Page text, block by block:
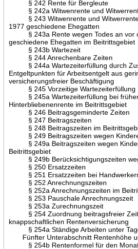
§ 242 Rente für Bergleute
§ 242a Witwenrente und
§ 243 Witwenrente und Witwerrente
1977 geschiedene Ehegatten
§ 243a Rente wegen Todes an vor
geschiedene Ehegatten im Beitrittsgebiet
§ 243b Wartezeit
§ 244 Anrechenbare Zeiten
§ 244a Wartezeiterfüllung durch
Entgeltpunkten für Arbeitsentgelt aus
versicherungsfreier Beschäftigung
§ 245 Vorzeitige Wartezeiterfüllung
§ 245a Wartezeiterfüllung bei
Hinterbliebenenrente im Beitrittsgebiet
§ 246 Beitragsgeminderte Zeiten
§ 247 Beitragszeiten
§ 248 Beitragszeiten im
§ 249 Beitragszeiten wegen
§ 249a Beitragszeiten wegen
Beitrittsgebiet
§ 249b Berücksichtigungszeiten
§ 250 Ersatzzeiten
§ 251 Ersatzzeiten bei
§ 252 Anrechnungszeiten
§ 252a Anrechnungszeiten im
§ 253 Pauschale Anrechnungszeit
§ 253a Zurechnungszeit
§ 254 Zuordnung beitragsfreier
knappschaftlichen Rentenversicherung
§ 254a Ständige Arbeiten unter
Fünfter Unterabschnitt Rentenhöhe
§ 254b Rentenformel für den